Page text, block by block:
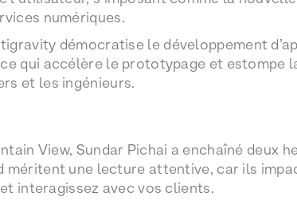
numériques.
démocratise le développement
ce qui accélère le prototypage et estompe
et les ingénieurs.
View, Sundar Pichai a enchaîné deux
méritent une lecture attentive, car ils
interagissez avec vos clients.